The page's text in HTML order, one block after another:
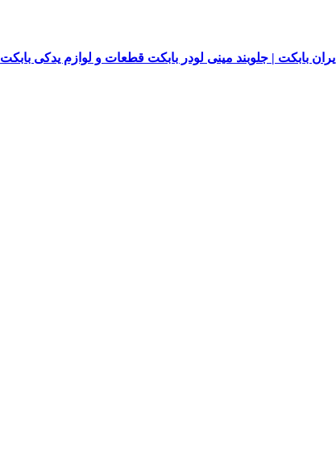
ایران بابکت | جلوبند مینی لودر بابکت قطعات و لوازم یدکی بابکت